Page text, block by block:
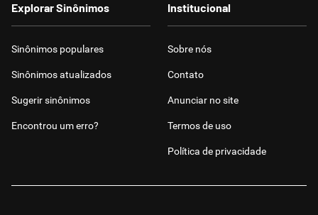
Explorar Sinônimos
Sinônimos populares
Sinônimos atualizados
Sugerir sinônimos
Encontrou um erro?
Institucional
Sobre nós
Contato
Anunciar no site
Termos de uso
Política de privacidade